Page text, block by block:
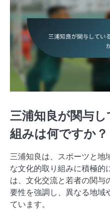
三浦知良が関与
組みは何ですか？
三浦知良は、スポーツと地
な文化的取り組みに積極的
は、文化交流と若者の関与
要性を強調し、異なる地域
ています。